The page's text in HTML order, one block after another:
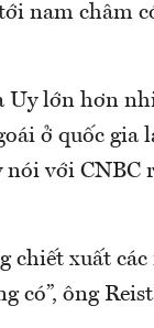
nam châm
Uy lớn hơn
ở quốc gia
nói với
chiết xuất
có”, ông